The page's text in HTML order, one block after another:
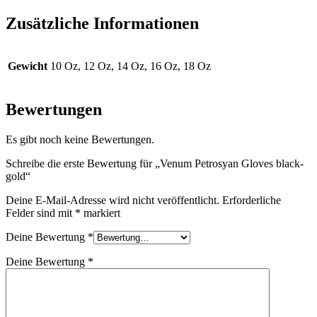
Zusätzliche Informationen
Gewicht 10 Oz, 12 Oz, 14 Oz, 16 Oz, 18 Oz
Bewertungen
Es gibt noch keine Bewertungen.
Schreibe die erste Bewertung für „Venum Petrosyan Gloves black-
gold“
Deine E-Mail-Adresse wird nicht veröffentlicht. Erforderliche
Felder sind mit * markiert
Deine Bewertung *
Deine Bewertung *